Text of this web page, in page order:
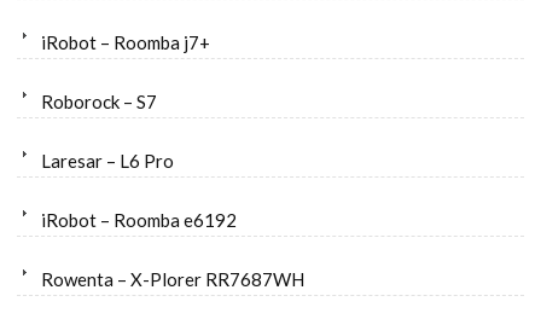
iRobot – Roomba j7+
Roborock – S7
Laresar – L6 Pro
iRobot – Roomba e6192
Rowenta – X-Plorer RR7687WH